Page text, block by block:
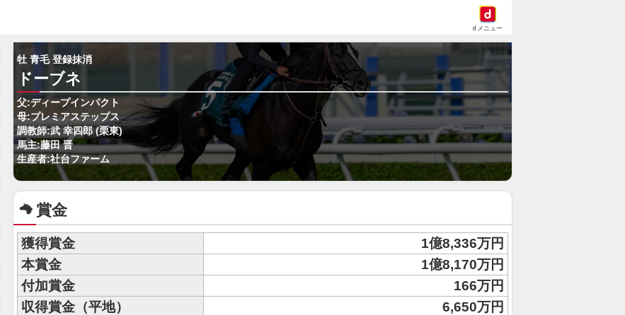
dメニュー
牡 青毛 登録抹消
ドーブネ
父:ディープインパクト
母:プレミアステップス
調教師:武 幸四郎 (栗東)
馬主:藤田 晋
生産者:社台ファーム
賞金
獲得賞金
1億8,336万円
本賞金
1億8,170万円
付加賞金
166万円
収得賞金（平地）
6,650万円